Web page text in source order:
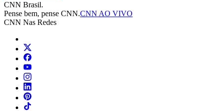
CNN Brasil.
Pense bem, pense CNN.CNN AO VIVO
CNN Nas Redes